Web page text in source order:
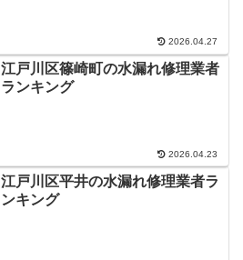
2026.04.27
江戸川区篠崎町の水漏れ修理業者
ランキング
2026.04.23
江戸川区平井の水漏れ修理業者ラ
ンキング